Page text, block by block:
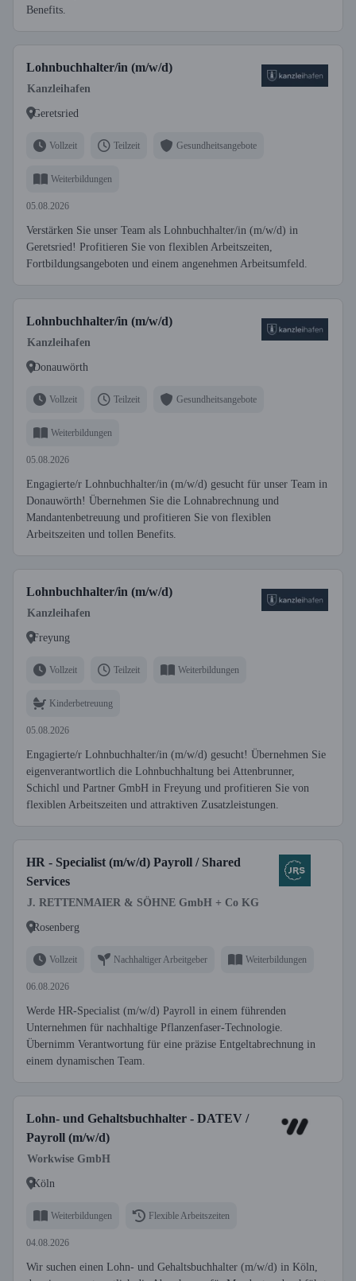
Benefits.
Lohnbuchhalter/in (m/w/d)
Kanzleihafen
Geretsried
Vollzeit Teilzeit Gesundheitsangebote
Weiterbildungen
05.08.2026
Verstärken Sie unser Team als Lohnbuchhalter/in (m/w/d) in
Geretsried! Profitieren Sie von flexiblen Arbeitszeiten,
Fortbildungsangeboten und einem angenehmen Arbeitsumfeld.
Lohnbuchhalter/in (m/w/d)
Kanzleihafen
Donauwörth
Vollzeit Teilzeit Gesundheitsangebote
Weiterbildungen
05.08.2026
Engagierte/r Lohnbuchhalter/in (m/w/d) gesucht für unser Team in
Donauwörth! Übernehmen Sie die Lohnabrechnung und
Mandantenbetreuung und profitieren Sie von flexiblen
Arbeitszeiten und tollen Benefits.
Lohnbuchhalter/in (m/w/d)
Kanzleihafen
Freyung
Vollzeit Teilzeit Weiterbildungen
Kinderbetreuung
05.08.2026
Engagierte/r Lohnbuchhalter/in (m/w/d) gesucht! Übernehmen Sie
eigenverantwortlich die Lohnbuchhaltung bei Attenbrunner,
Schichl und Partner GmbH in Freyung und profitieren Sie von
flexiblen Arbeitszeiten und attraktiven Zusatzleistungen.
HR - Specialist (m/w/d) Payroll / Shared
Services
J. RETTENMAIER & SÖHNE GmbH + Co KG
Rosenberg
Vollzeit Nachhaltiger Arbeitgeber Weiterbildungen
06.08.2026
Werde HR-Specialist (m/w/d) Payroll in einem führenden
Unternehmen für nachhaltige Pflanzenfaser-Technologie.
Übernimm Verantwortung für eine präzise Entgeltabrechnung in
einem dynamischen Team.
Lohn- und Gehaltsbuchhalter - DATEV /
Payroll (m/w/d)
Workwise GmbH
Köln
Weiterbildungen Flexible Arbeitszeiten
04.08.2026
Wir suchen einen Lohn- und Gehaltsbuchhalter (m/w/d) in Köln,